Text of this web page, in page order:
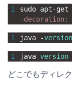
1 sudo apt-get
-decoration:
1 java -version
1 java version
どこでもディレ